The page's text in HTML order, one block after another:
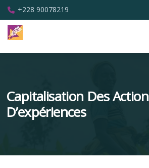
+228 90078219
Capitalisation Des
D’expériences